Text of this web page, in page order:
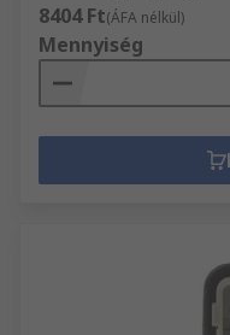
8404 Ft(ÁFA nélkül)
Mennyiség